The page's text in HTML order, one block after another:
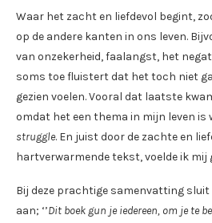
Waar het zacht en liefdevol begint,
op de andere kanten in ons leven.
van onzekerheid, faalangst, het
soms toe fluistert dat het toch niet
gezien voelen. Vooral dat laatste
omdat het een thema in mijn leven is
struggle. En juist door de zachte en
hartverwarmende tekst, voelde ik mij
Bij deze prachtige samenvatting sluit
aan; ‘’Dit boek gun je iedereen, om je te